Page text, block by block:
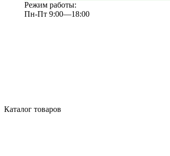
Режим работы:
Пн-Пт 9:00—18:00
Каталог товаров